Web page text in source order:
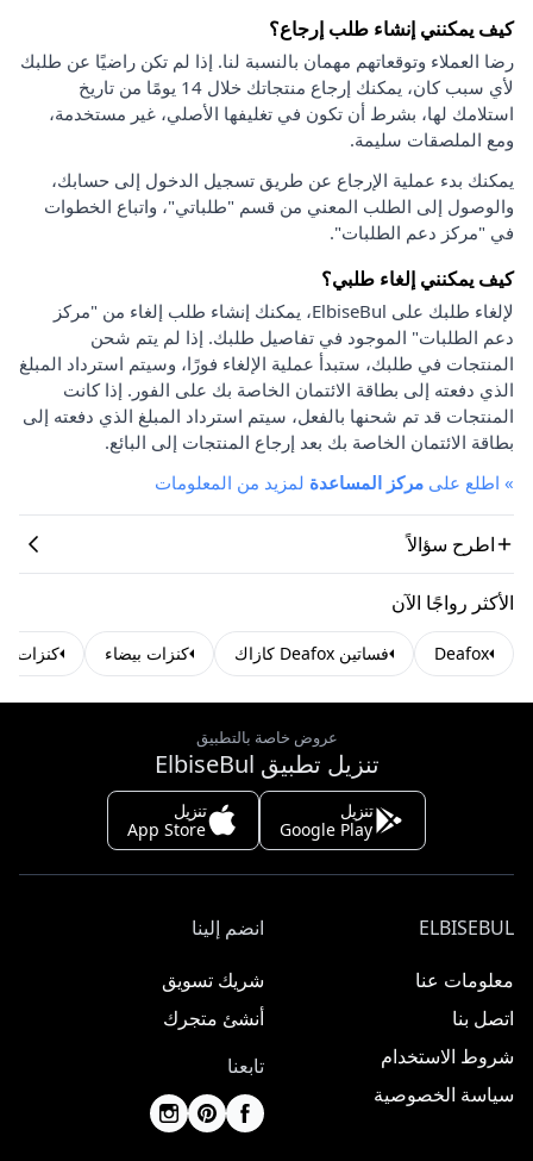
كيف يمكنني إنشاء طلب إرجاع؟
رضا العملاء وتوقعاتهم مهمان بالنسبة لنا. إذا لم تكن راضيًا عن طلبك
لأي سبب كان، يمكنك إرجاع منتجاتك خلال 14 يومًا من تاريخ
استلامك لها، بشرط أن تكون في تغليفها الأصلي، غير مستخدمة،
ومع الملصقات سليمة.
يمكنك بدء عملية الإرجاع عن طريق تسجيل الدخول إلى حسابك،
والوصول إلى الطلب المعني من قسم "طلباتي"، واتباع الخطوات
في "مركز دعم الطلبات".
كيف يمكنني إلغاء طلبي؟
لإلغاء طلبك على ElbiseBul، يمكنك إنشاء طلب إلغاء من "مركز
دعم الطلبات" الموجود في تفاصيل طلبك. إذا لم يتم شحن
المنتجات في طلبك، ستبدأ عملية الإلغاء فورًا، وسيتم استرداد المبلغ
الذي دفعته إلى بطاقة الائتمان الخاصة بك على الفور. إذا كانت
المنتجات قد تم شحنها بالفعل، سيتم استرداد المبلغ الذي دفعته إلى
بطاقة الائتمان الخاصة بك بعد إرجاع المنتجات إلى البائع.
» اطلع على مركز المساعدة لمزيد من المعلومات
اطرح سؤالاً
الأكثر رواجًا الآن
Deafox فساتين Deafox كازاك كنزات بيضاء كنزات
عروض خاصة بالتطبيق
تنزيل تطبيق ElbiseBul
تنزيل
Google Play
تنزيل
App Store
ELBISEBUL
معلومات عنا
اتصل بنا
شروط الاستخدام
سياسة الخصوصية
انضم إلينا
شريك تسويق
أنشئ متجرك
تابعنا